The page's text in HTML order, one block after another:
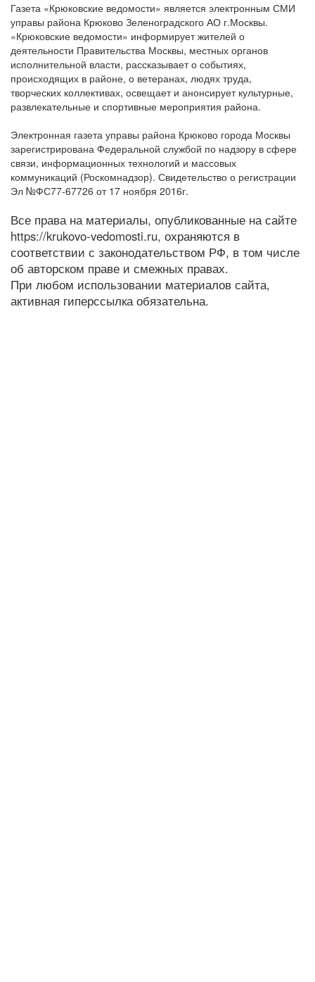
Газета «Крюковские ведомости» является электронным СМИ
управы района Крюково Зеленоградского АО г.Москвы.
«Крюковские ведомости» информирует жителей о
деятельности Правительства Москвы, местных органов
исполнительной власти, рассказывает о событиях,
происходящих в районе, о ветеранах, людях труда,
творческих коллективах, освещает и анонсирует культурные,
развлекательные и спортивные мероприятия района.
Электронная газета управы района Крюково города Москвы
зарегистрирована Федеральной службой по надзору в сфере
связи, информационных технологий и массовых
коммуникаций (Роскомнадзор). Свидетельство о регистрации
Эл №ФС77-67726 от 17 ноября 2016г.
Все права на материалы, опубликованные на сайте
https://krukovo-vedomosti.ru, охраняются в
соответствии с законодательством РФ, в том числе
об авторском праве и смежных правах.
При любом использовании материалов сайта,
активная гиперссылка обязательна.